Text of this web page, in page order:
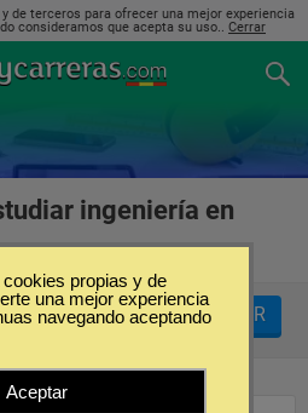
de terceros para ofrecer una mejor experiencia
consideramos que acepta su uso.. Cerrar
ingeniería en
Valencia FILTRAR
propias y de
una mejor experiencia
navegando aceptando
Aceptar